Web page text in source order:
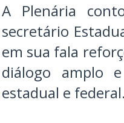
A Plenária
secretário
em sua fala
diálogo amplo
estadual e federal.